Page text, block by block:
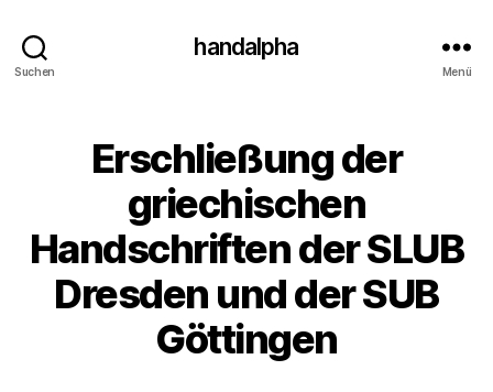
Suchen
handalpha
Menü
Erschließung der
griechischen
Handschriften der SLUB
Dresden und der SUB
Göttingen